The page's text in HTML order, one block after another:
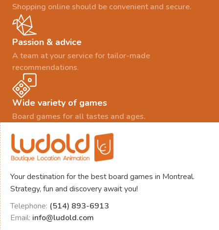
Shopping online should be convenient and secure.
Passion & advice
A team at your service for tailor-made
recommendations.
Wide variety of games
Board games for all tastes and ages.
Your destination for the best board games in Montreal.
Strategy, fun and discovery await you!
Telephone: (514) 893-6913
Email: info@ludold.com